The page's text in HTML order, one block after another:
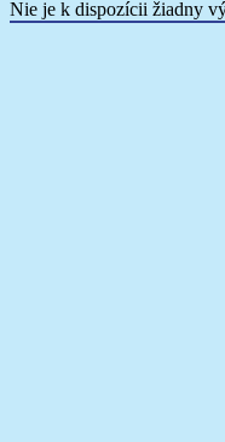
Nie je k dispozícii žiadny